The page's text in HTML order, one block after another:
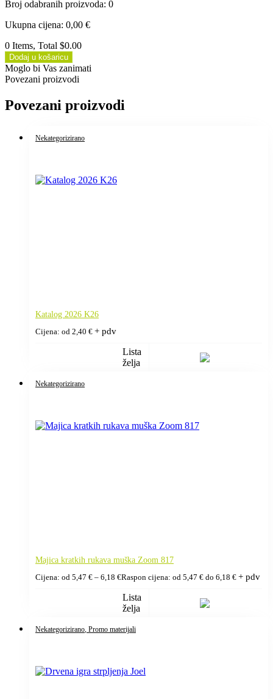
Broj odabranih proizvoda: 0
Ukupna cijena: 0,00 €
0 Items, Total $0.00
Dodaj u košaricu
Moglo bi Vas zanimati
Povezani proizvodi
Povezani proizvodi
Nekategorizirano
Katalog 2026 K26
Cijena: od 2,40 € + pdv
Lista
želja
Nekategorizirano
Majica kratkih rukava muška Zoom 817
Cijena: od 5,47 € – 6,18 €Raspon cijena: od 5,47 € do 6,18 € + pdv
Lista
želja
Nekategorizirano , Promo materijali